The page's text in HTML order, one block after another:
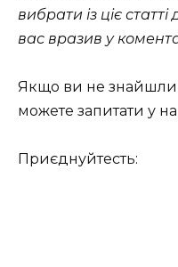
вибрати із ціє
вас вразив у
Якщо ви не знайшли
можете запитати у
Приєднуйтесть: